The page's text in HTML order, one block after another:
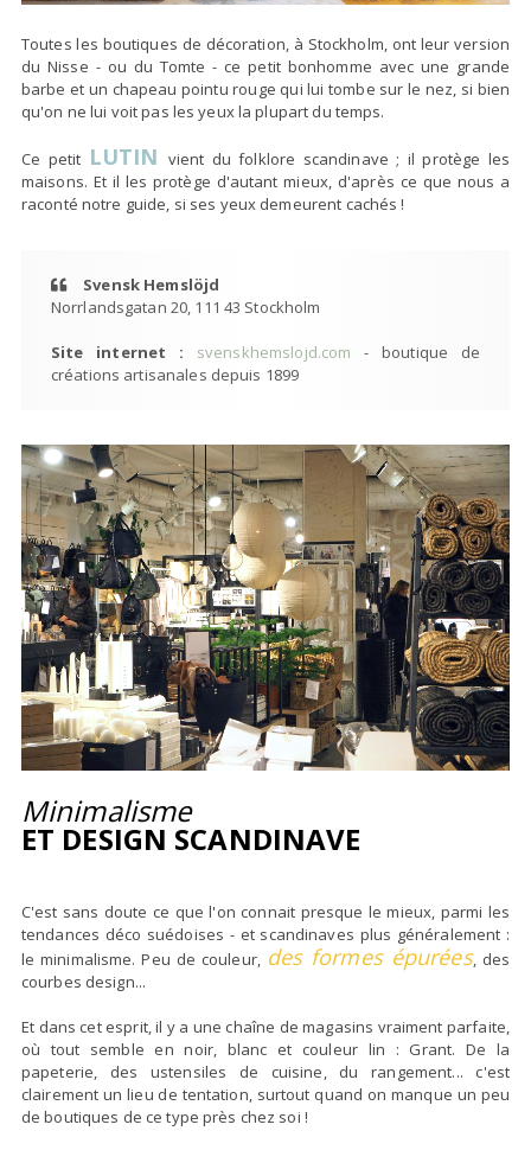
Toutes les boutiques de décoration, à Stockholm, ont leur version
du Nisse - ou du Tomte - ce petit bonhomme avec une grande
barbe et un chapeau pointu rouge qui lui tombe sur le nez, si bien
qu'on ne lui voit pas les yeux la plupart du temps.
Ce petit LUTIN vient du folklore scandinave ; il protège les
maisons. Et il les protège d'autant mieux, d'après ce que nous a
raconté notre guide, si ses yeux demeurent cachés !
Svensk Hemslöjd
Norrlandsgatan 20, 111 43 Stockholm
Site internet : svenskhemslojd.com - boutique de
créations artisanales depuis 1899
Minimalisme
ET DESIGN SCANDINAVE
C'est sans doute ce que l'on connait presque le mieux, parmi les
tendances déco suédoises - et scandinaves plus généralement :
le minimalisme. Peu de couleur, des formes épurées, des
courbes design...
Et dans cet esprit, il y a une chaîne de magasins vraiment parfaite,
où tout semble en noir, blanc et couleur lin : Grant. De la
papeterie, des ustensiles de cuisine, du rangement... c'est
clairement un lieu de tentation, surtout quand on manque un peu
de boutiques de ce type près chez soi !